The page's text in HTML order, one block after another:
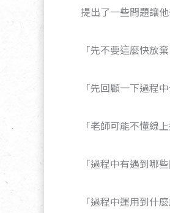
提出了一些問題讓他
「先不要這麼快放
「先回顧一下過程
「老師可能不懂線
「過程中有遇到哪
「過程中運用到什